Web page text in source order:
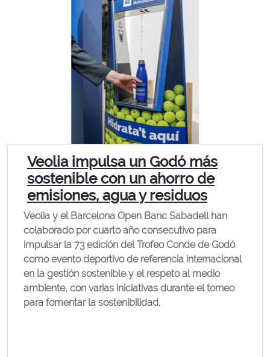
Veolia impulsa un Godó más
sostenible con un ahorro de
emisiones, agua y residuos
Veolia y el Barcelona Open Banc Sabadell han
colaborado por cuarto año consecutivo para
impulsar la 73 edición del Trofeo Conde de Godó
como evento deportivo de referencia internacional
en la gestión sostenible y el respeto al medio
ambiente, con varias iniciativas durante el torneo
para fomentar la sostenibilidad.